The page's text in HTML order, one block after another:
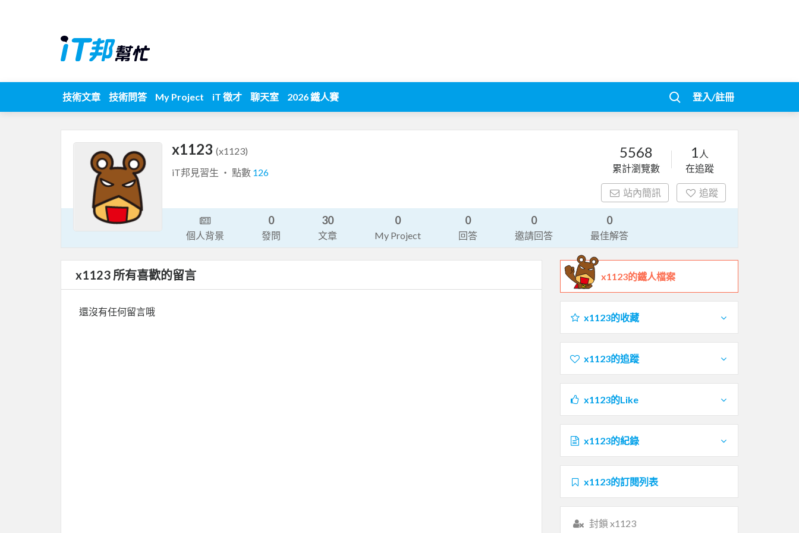
技術文章 技術問答 My Project iT 徵才 聊天室 2026 鐵人賽 登入/註冊
x1123 (x1123)
iT邦見習生 ‧ 點數 126
5568
累計瀏覽數
1 人
在追蹤
站內簡訊 追蹤
個人背景
0
發問
30
文章
0
My Project
0
回答
0
邀請回答
0
最佳解答
x1123 所有喜歡的留言
還沒有任何留言哦
x1123的鐵人檔案
x1123的收藏
x1123的追蹤
x1123的Like
x1123的紀錄
x1123的訂閱列表
封鎖 x1123